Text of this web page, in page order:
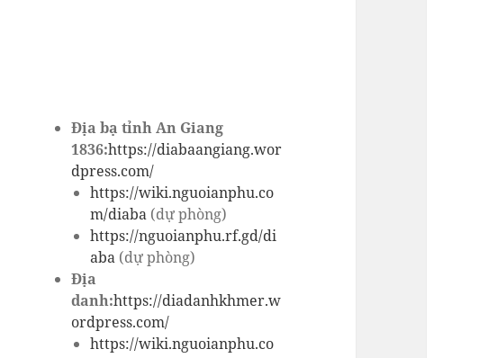
Địa bạ tỉnh An Giang
1836:https://diabaangiang.wor
dpress.com/
https://wiki.nguoianphu.co
m/diaba (dự phòng)
https://nguoianphu.rf.gd/di
aba (dự phòng)
Địa
danh:https://diadanhkhmer.w
ordpress.com/
https://wiki.nguoianphu.co